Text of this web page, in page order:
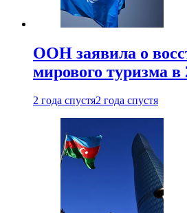
ООН заявила о
мирового туризма в
2 года спустя2 года спустя